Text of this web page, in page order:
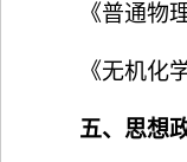
《普通物
《无机化
五、思想